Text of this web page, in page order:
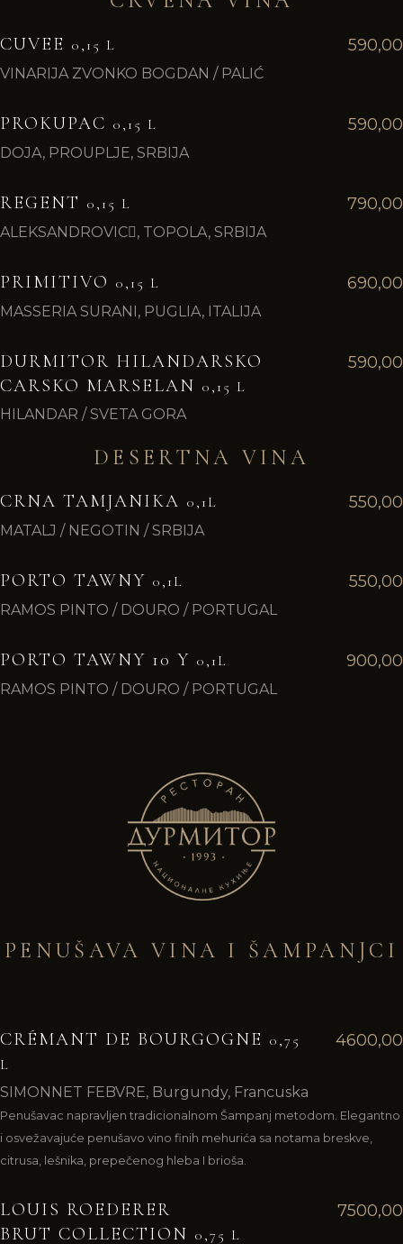
CUVEE 0,15 L 590,00
VINARIJA ZVONKO BOGDAN / PALIĆ
PROKUPAC 0,15 L 590,00
DOJA, PROUPLJE, SRBIJA
REGENT 0,15 L 790,00
ALEKSANDROVIC􀆵, TOPOLA, SRBIJA
PRIMITIVO 0,15 L 690,00
MASSERIA SURANI, PUGLIA, ITALIJA
DURMITOR HILANDARSKO
CARSKO MARSELAN 0,15 L
590,00
HILANDAR / SVETA GORA
DESERTNA VINA
CRNA TAMJANIKA 0,1L 550,00
MATALJ / NEGOTIN / SRBIJA
PORTO TAWNY 0,1L 550,00
RAMOS PINTO / DOURO / PORTUGAL
PORTO TAWNY 10 Y 0,1L 900,00
RAMOS PINTO / DOURO / PORTUGAL
PENUŠAVA VINA I ŠAMPANJCI
CRÉMANT DE BOURGOGNE 0,75
L
4600,00
SIMONNET FEBVRE, Burgundy, Francuska
Penušavac napravljen tradicionalnom Šampanj metodom. Elegantno
i osvežavajuće penušavo vino finih mehurića sa notama breskve,
citrusa, lešnika, prepečenog hleba I brioša.
LOUIS ROEDERER
BRUT COLLECTION 0,75 L
7500,00